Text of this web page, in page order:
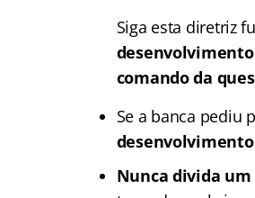
Siga esta diretriz
comando da
Se a banca pediu
desenvolvimento
Nunca divida